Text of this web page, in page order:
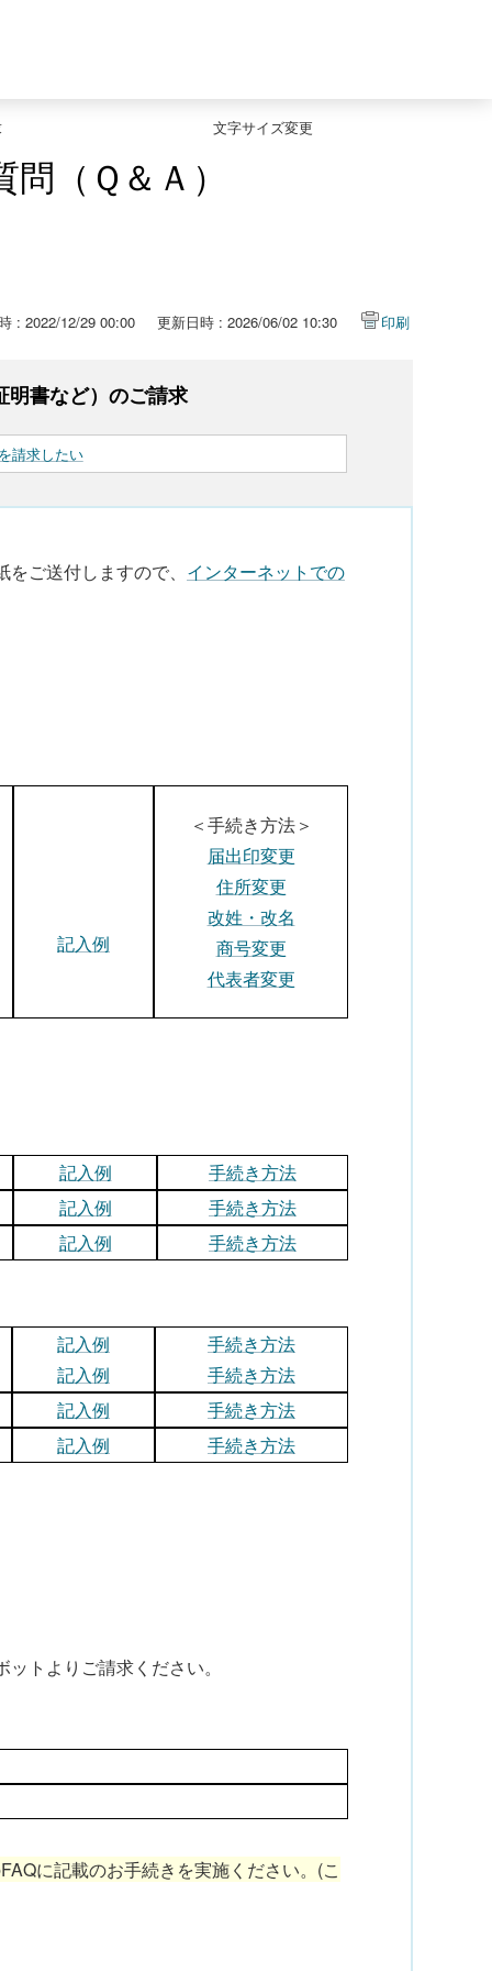
文字サイズ変更
（Ｑ＆Ａ）
: 2022/12/29 00:00 更新日時 : 2026/06/02 10:30 印刷
明書など）のご請求
請求したい
ご送付しますので、 インターネットでの
記入例
＜手続き方法＞
届出印変更
住所変更
改姓・改名
商号変更
代表者変更
記入例
手続き方法
記入例
手続き方法
記入例 手続き方法
記入例
記入例
手続き方法
手続き方法
記入例
手続き方法
記入例 手続き方法
トよりご請求ください。
に記載のお手続きを実施ください。 (こ